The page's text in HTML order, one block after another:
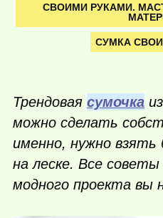
СВОИМИ РУКАМИ.
СУМКА
Трендовая сумочка
можно сделать
именно, нужно взять
на леске. Все
модного проекта вы